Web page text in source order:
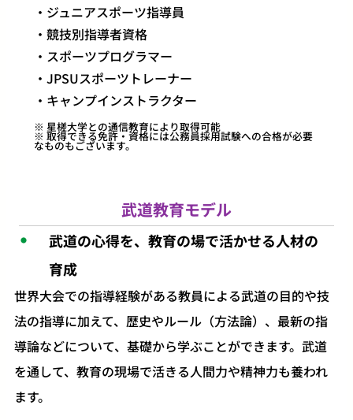
ジュニアスポーツ指導員
競技別指導者資格
スポーツプログラマー
JPSUスポーツトレーナー
​キャンプインストラクター
※ 星槎大学との通信教育により取得可能
※ 取得できる免許・資格には公務員採用試験への合格が必要
なものもございます。
武道教育モデル
武道の心得を、教育の場で活かせる人材の
育成
世界大会での指導経験がある教員による武道の目的や技
法の指導に加えて、歴史やルール（方法論）、最新の指
導論などについて、基礎から学ぶことができます。武道
を通して、教育の現場で活きる人間力や精神力も養われ
ます。